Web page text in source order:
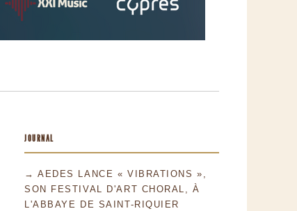
JOURNAL
→ AEDES LANCE « VIBRATIONS »,
SON FESTIVAL D'ART CHORAL, À
L'ABBAYE DE SAINT-RIQUIER